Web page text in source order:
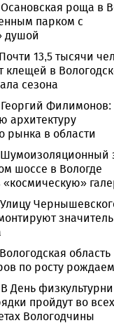
Осановская роща в
парком с
душой
Почти 13,5 тысячи
клещей в
сезона
Георгий
архитектуру
рынка в области
Шумоизоляционный
шоссе в Вологде
«космическую»
Улицу
Вологодская
по росту
В День
пройдут во всех
Вологодчины